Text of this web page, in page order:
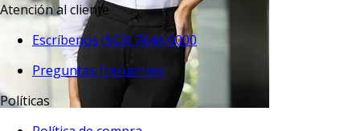
Atención al cliente
Escríbenos (503) 7844-0000
Preguntas frecuentes
Políticas